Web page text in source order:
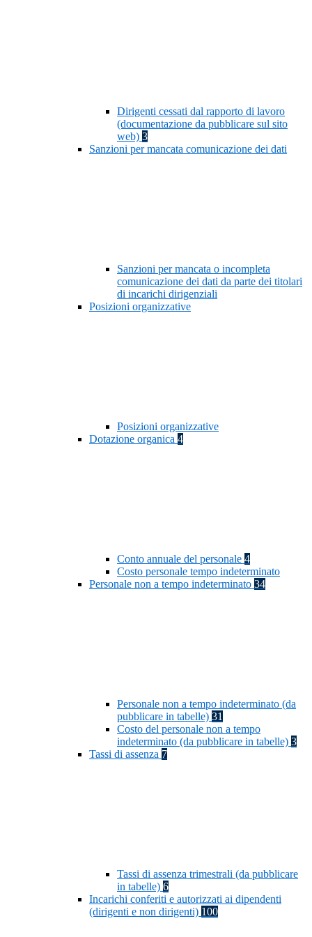
Dirigenti cessati dal rapporto di lavoro
(documentazione da pubblicare sul sito
web) 3
Sanzioni per mancata comunicazione dei dati
Sanzioni per mancata o incompleta
comunicazione dei dati da parte dei titolari
di incarichi dirigenziali
Posizioni organizzative
Posizioni organizzative
Dotazione organica 4
Conto annuale del personale 4
Costo personale tempo indeterminato
Personale non a tempo indeterminato 34
Personale non a tempo indeterminato (da
pubblicare in tabelle) 31
Costo del personale non a tempo
indeterminato (da pubblicare in tabelle) 3
Tassi di assenza 7
Tassi di assenza trimestrali (da pubblicare
in tabelle) 6
Incarichi conferiti e autorizzati ai dipendenti
(dirigenti e non dirigenti) 100